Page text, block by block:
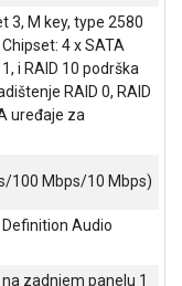
3, M key, type 2580
4 x SATA
i RAID 10 podrška
RAID 0, RAID
uređaje za
100 Mbps/10 Mbps)
Audio
na zadnjem panelu 1